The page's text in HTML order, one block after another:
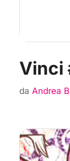
Vinci
daAndrea